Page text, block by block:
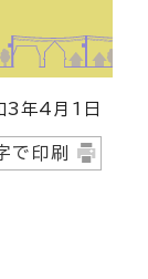
年4月1日
で印刷